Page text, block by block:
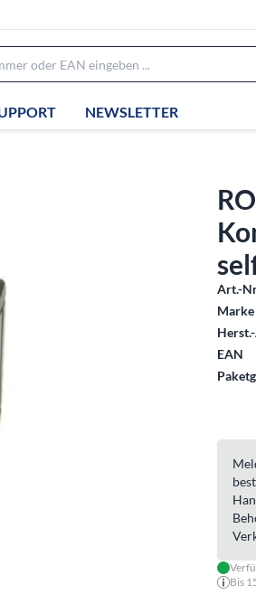
NEWSLETTER
Art.-
EAN
Bis